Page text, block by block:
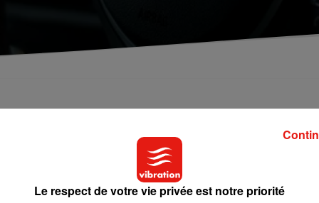
! Le géant de l'automobile allemand
demi de voitures dans le monde ! La raison serait liée à un souci
de très rares cas, il existerait même sur ces véhicules un
Le respect de votre vie privée est notre priorité